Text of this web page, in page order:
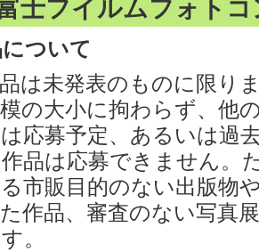
士フイルムフォト
ついて
は未発表のものに限り
の大小に拘わらず、他
応募予定、あるいは過
品は応募できません。
市販目的のない出版物
作品、審査のない写真
。